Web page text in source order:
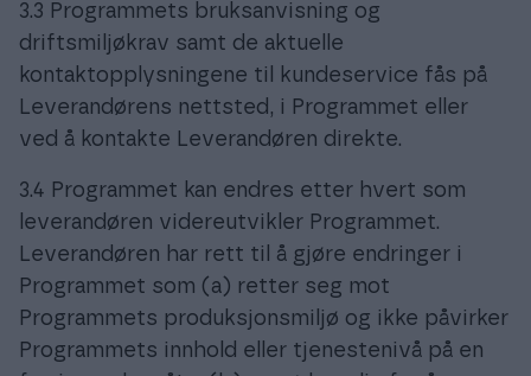
3.3 Programmets bruksanvisning og
driftsmiljøkrav samt de aktuelle
kontaktopplysningene til kundeservice fås på
Leverandørens nettsted, i Programmet eller
ved å kontakte Leverandøren direkte.
3.4 Programmet kan endres etter hvert som
leverandøren videreutvikler Programmet.
Leverandøren har rett til å gjøre endringer i
Programmet som (a) retter seg mot
Programmets produksjonsmiljø og ikke påvirker
Programmets innhold eller tjenestenivå på en